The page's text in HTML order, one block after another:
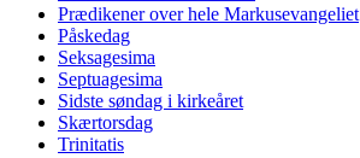
Prædikener over hele Markusevangeliet
Påskedag
Seksagesima
Septuagesima
Sidste søndag i kirkeåret
Skærtorsdag
Trinitatis